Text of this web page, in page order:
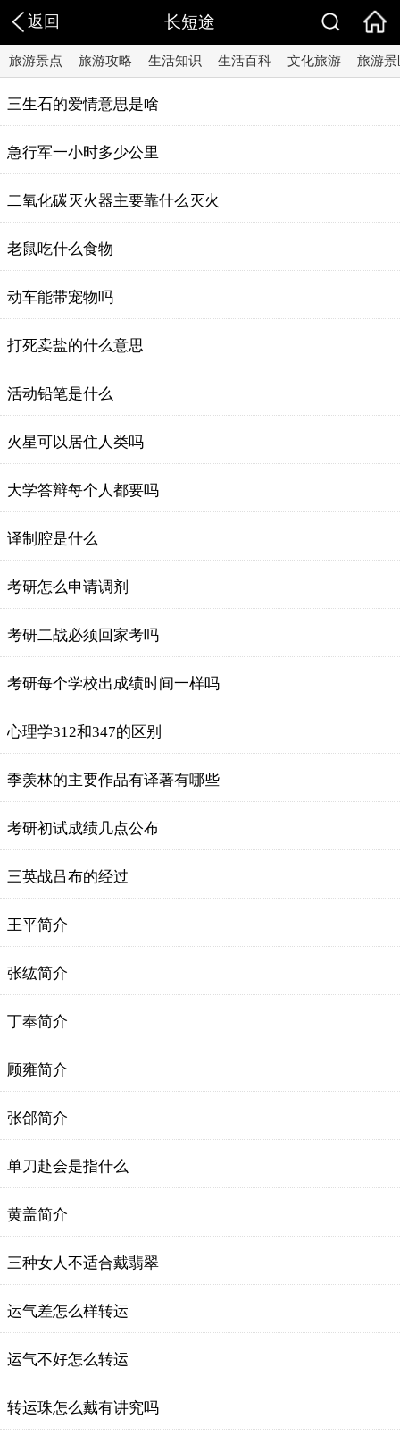
返回 长短途
旅游景点 旅游攻略 生活知识 生活百科 文化旅游 旅游景
三生石的爱情意思是啥
急行军一小时多少公里
二氧化碳灭火器主要靠什么灭火
老鼠吃什么食物
动车能带宠物吗
打死卖盐的什么意思
活动铅笔是什么
火星可以居住人类吗
大学答辩每个人都要吗
译制腔是什么
考研怎么申请调剂
考研二战必须回家考吗
考研每个学校出成绩时间一样吗
心理学312和347的区别
季羡林的主要作品有译著有哪些
考研初试成绩几点公布
三英战吕布的经过
王平简介
张纮简介
丁奉简介
顾雍简介
张郃简介
单刀赴会是指什么
黄盖简介
三种女人不适合戴翡翠
运气差怎么样转运
运气不好怎么转运
转运珠怎么戴有讲究吗